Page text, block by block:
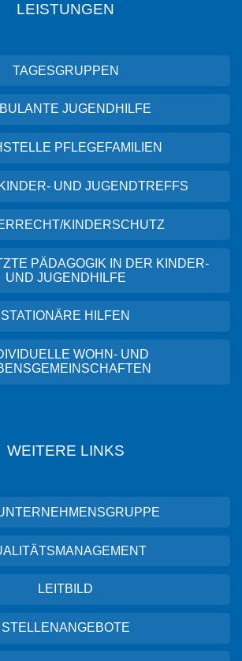
LEISTUNGEN
TAGESGRUPPEN
JUGENDHILFE
PFLEGEFAMILIEN
UND JUGENDTREFFS
KINDERSCHUTZ
PÄDAGOGIK IN DER KINDER-
UND JUGENDHILFE
STATIONÄRE HILFEN
WOHN- UND
WEITERE LINKS
LEITBILD
STELLENANGEBOTE